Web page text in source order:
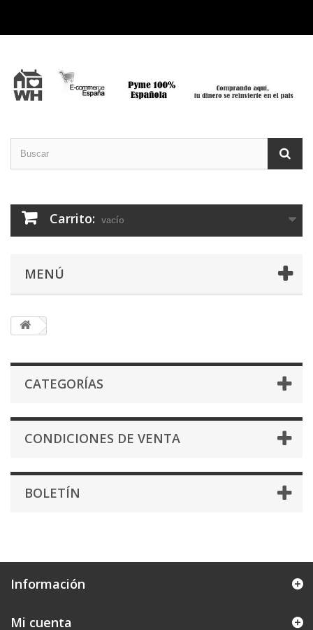
Carrito: vacío
MENÚ
CATEGORÍAS
CONDICIONES DE VENTA
BOLETÍN
Información
Mi cuenta